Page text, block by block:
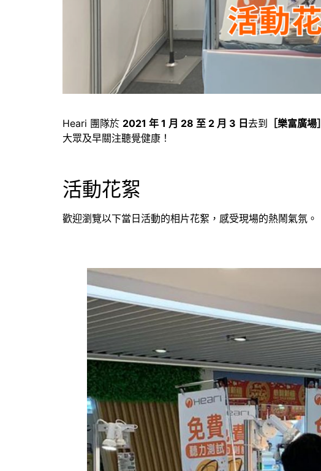
Heari 團隊於 2021 年 1 月 28 至 2 月 3 日 去到 ［樂富廣場］
大眾及早關注聽覺健康！
活動花絮
歡迎瀏覽以下當日活動的相片花絮，感受現場的熱鬧氣氛。